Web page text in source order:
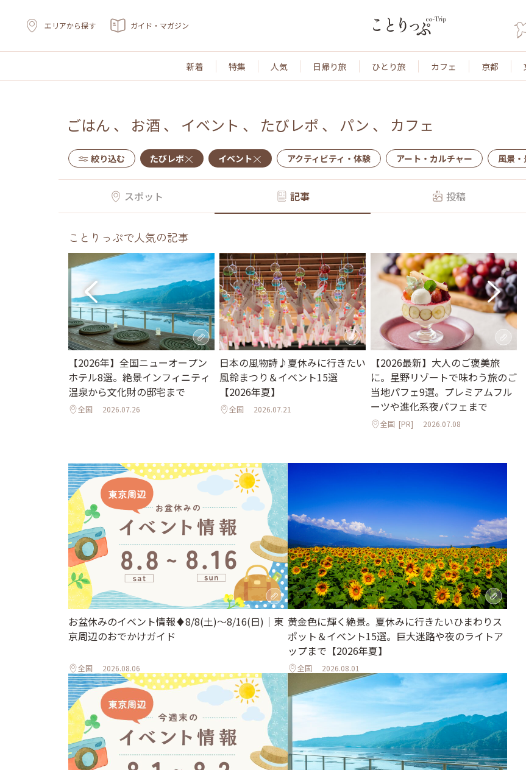
エリアから探す ガイド・マガジン
新着 特集 人気 日帰り旅 ひとり旅 カフェ 京都
ごはん 、 お酒 、 イベント 、 たびレポ 、 パン 、 カフェ
絞り込む たびレポ イベント アクティビティ・体験 アート・カルチャー 風景・
スポット 記事 投稿
ことりっぷで人気の記事
【2026年】全国ニューオープン
ホテル8選。絶景インフィニティ
温泉から文化財の邸宅まで
全国 2026.07.26
日本の風物詩♪夏休みに行きたい
風鈴まつり＆イベント15選
【2026年夏】
全国 2026.07.21
【2026最新】大人のご褒美旅
に。星野リゾートで味わう旅のご
当地パフェ9選。プレミアムフル
ーツや進化系夜パフェまで
全国 [PR] 2026.07.08
お盆休みのイベント情報♦︎8/8(土)〜8/16(日)｜東
京周辺のおでかけガイド
全国 2026.08.06
黄金色に輝く絶景。夏休みに行きたいひまわりス
ポット＆イベント15選。巨大迷路や夜のライトア
ップまで【2026年夏】
全国 2026.08.01